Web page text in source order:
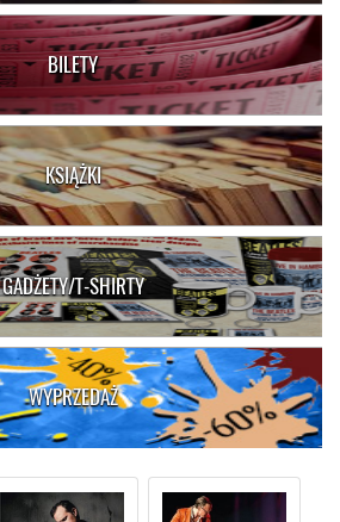
BILETY
KSIĄŻKI
GADŻETY/T-SHIRTY
WYPRZEDAŻ